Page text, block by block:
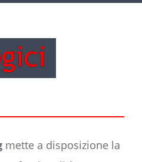
mette a disposizione la